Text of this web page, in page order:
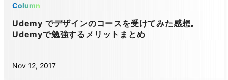
Column
Udemy でデザインのコースを受けてみた感想。
Udemyで勉強するメリットまとめ
Nov 12, 2017